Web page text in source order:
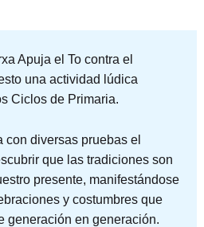
Apuja el To contra el
una actividad lúdica
Ciclos de Primaria.
con diversas pruebas el
que las tradiciones son
presente, manifestándose
y costumbres que
generación en generación.